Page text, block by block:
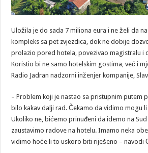
Uložila je do sada 7 miliona eura i ne želi da
kompleks sa pet zvjezdica, dok ne dobije
prolazio pored hotela, povezivao magistralu i
Koristio bi ne samo hotelskim gostima, već i
Radio Jadran nadzorni inženjer kompanije,
– Problem koji je nastao sa pristupnim putem
bilo kakav dalji rad. Čekamo da vidimo mogu
Ukoliko ne, bićemo prinuđeni da idemo na
zaustavimo radove na hotelu. Imamo neka
vidimo hoće li to uskoro biti riješeno – navodi